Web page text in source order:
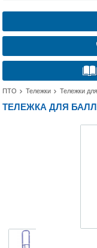
ПТО Тележки Тележки
ТЕЛЕЖКА ДЛЯ